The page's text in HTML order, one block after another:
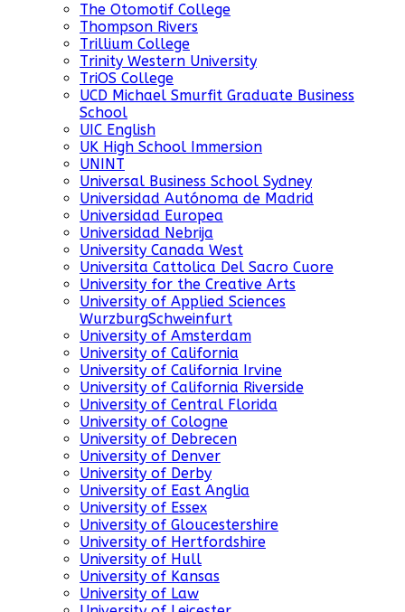
The Otomotif College
Thompson Rivers
Trillium College
Trinity Western University
TriOS College
UCD Michael Smurfit Graduate Business
School
UIC English
UK High School Immersion
UNINT
Universal Business School Sydney
Universidad Autónoma de Madrid
Universidad Europea
Universidad Nebrija
University Canada West
Universita Cattolica Del Sacro Cuore
University for the Creative Arts
University of Applied Sciences
WurzburgSchweinfurt
University of Amsterdam
University of California
University of California Irvine
University of California Riverside
University of Central Florida
University of Cologne
University of Debrecen
University of Denver
University of Derby
University of East Anglia
University of Essex
University of Gloucestershire
University of Hertfordshire
University of Hull
University of Kansas
University of Law